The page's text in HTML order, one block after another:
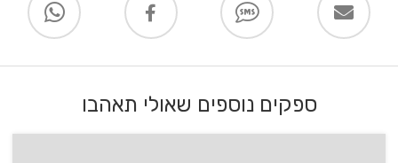
ספקים נוספים שאולי תאהבו